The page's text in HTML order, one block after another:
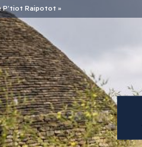
P’tiot Raipotot »